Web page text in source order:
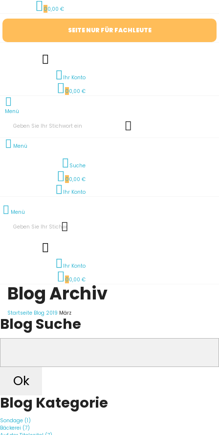
00,00 €
SEITE NUR FÜR FACHLEUTE
Ihr Konto
00,00 €
Menü
Menü
Suche
00,00 €
Ihr Konto
Menü
Ihr Konto
00,00 €
Blog Archiv
Startseite Blog 2019 März
Blog Suche
Ok
Blog Kategorie
Sondage (1)
Bäckerei (7)